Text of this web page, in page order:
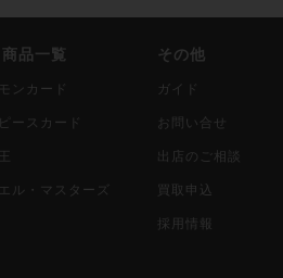
品一覧
ンカード
ースカード
ル・マスターズ
その他
ガイド
お問い合せ
出店のご相談
買取申込
採用情報